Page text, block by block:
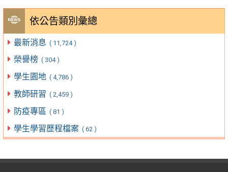
依公告類別彙總
最新消息 ( 11,724 )
榮譽榜 ( 304 )
學生園地 ( 4,786 )
教師研習 ( 2,459 )
防疫專區 ( 81 )
學生學習歷程檔案 ( 62 )